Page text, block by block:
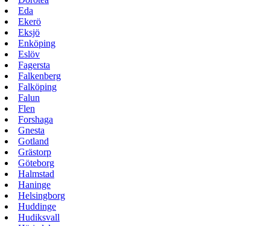
Eda
Ekerö
Eksjö
Enköping
Eslöv
Fagersta
Falkenberg
Falköping
Falun
Flen
Forshaga
Gnesta
Gotland
Grästorp
Göteborg
Halmstad
Haninge
Helsingborg
Huddinge
Hudiksvall